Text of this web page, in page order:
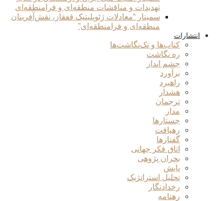
تهدیدات و مناقشات منطقه‌ای و فرامنطقه‌ای
سمینار “معادلات ژئوپلیتیک قفقاز، نقش‌آفرینان
منطقه‌ای و فرامنطقه‌ای”
انتشارات
کتاب‌ها و تک‌نگاشت‌ها
ره نگاشت
چشم انداز
برآورد
راهبرد
هشدار
ترجمان
مدار
جستارها
رهیافت
گفتارها
اتاق فکر جهانی
بحران پژوهی
پایش
تحلیل استراتژیک
رخدادنگار
رهنامه